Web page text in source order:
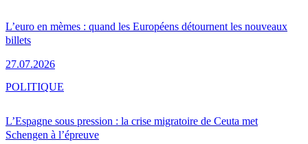
L’euro en mèmes : quand les Européens détournent les nouveaux
billets
27.07.2026
L’Espagne sous pression : la crise migratoire de Ceuta met
Schengen à l’épreuve
POLITIQUE